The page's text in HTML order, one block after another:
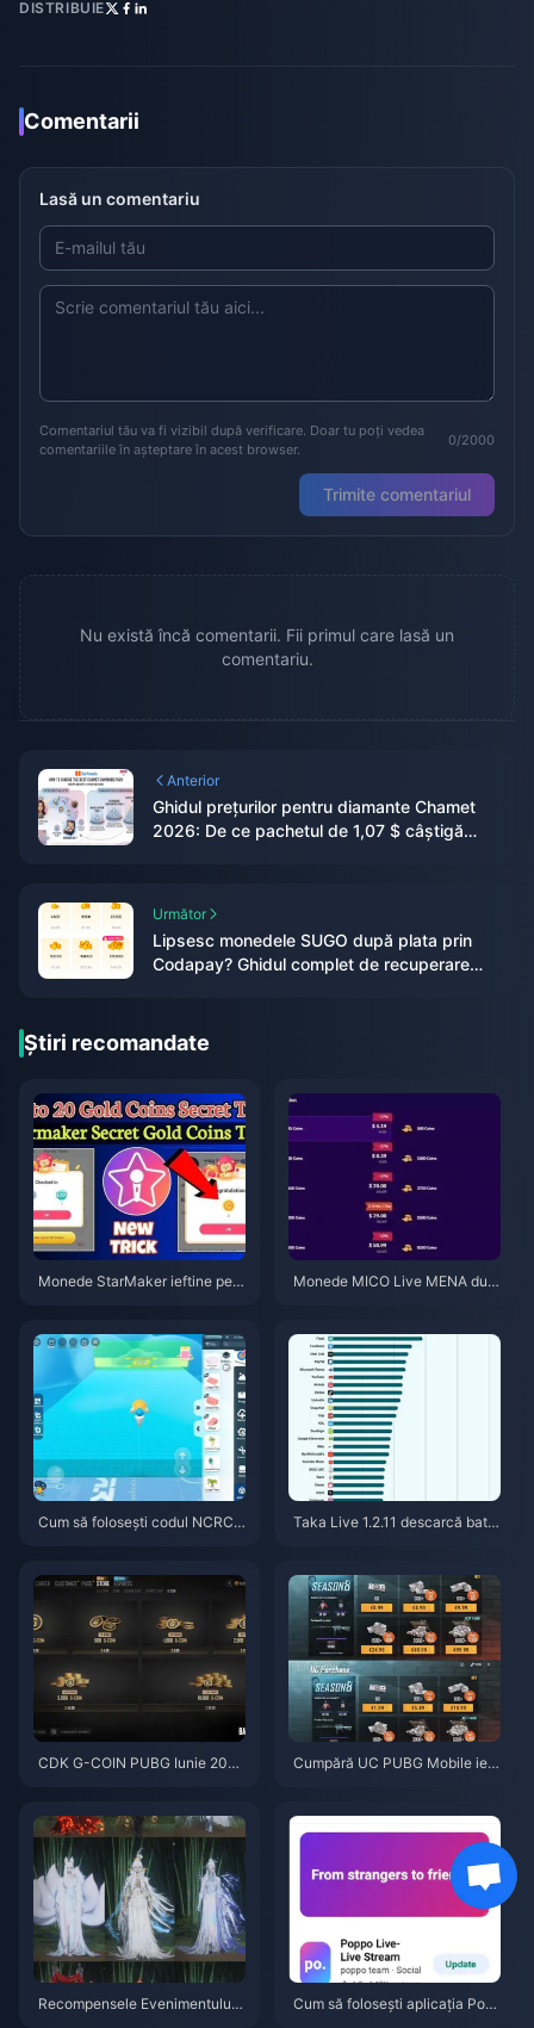
DISTRIBUIE
Comentarii
Lasă un comentariu
Comentariul tău va fi vizibil după verificare. Doar tu poți vedea
comentariile în așteptare în acest browser.
0/2000
Trimite comentariul
Nu există încă comentarii. Fii primul care lasă un
comentariu.
Anterior
Ghidul prețurilor pentru diamante Chamet
2026: De ce pachetul de 1,07 $ câștigă
Următor
Lipsesc monedele SUGO după plata prin
Codapay? Ghidul complet de recuperare
Știri recomandate
Monede StarMaker ieftine pent
Monede MICO Live MENA dup
Cum să folosești codul NCRCK
Taka Live 1.2.11 descarcă bater
CDK G-COIN PUBG Iunie 202
Cumpără UC PUBG Mobile iefti
cele mai bune pachete și reînc
ărcare sigură
Recompensele Evenimentului
Cum să folosești aplicația Pop